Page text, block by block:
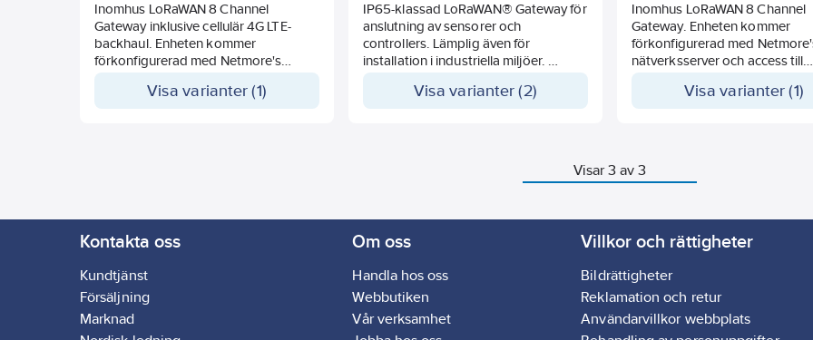
Inomhus LoRaWAN 8 Channel
Gateway inklusive cellulär 4G LTE-
backhaul. Enheten kommer
förkonfigurerad med Netmore's
Netmore's LoRaWAN portal för
Visa varianter (1)
IP65-klassad LoRaWAN® Gateway för
anslutning av sensorer och
controllers. Lämplig även för
installation i industriella miljöer.
klassad, 4 kärnors NXP-processor,
Kompatibel med flera nätverksservrar,
Globala LoRaWAN® frekvensband
Visa varianter (2)
Inomhus LoRaWAN 8 Channel
Gateway. Enheten kommer
förkonfigurerad med
nätverksserver och access till
hantering av enheter. Plug 'n
Visa varianter (1)
Visar 3 av 3
Kontakta oss
Kundtjänst
Försäljning
Marknad
Om oss
Handla hos oss
Webbutiken
Vår verksamhet
Villkor och rättigheter
Bildrättigheter
Reklamation och retur
Användarvillkor webbplats